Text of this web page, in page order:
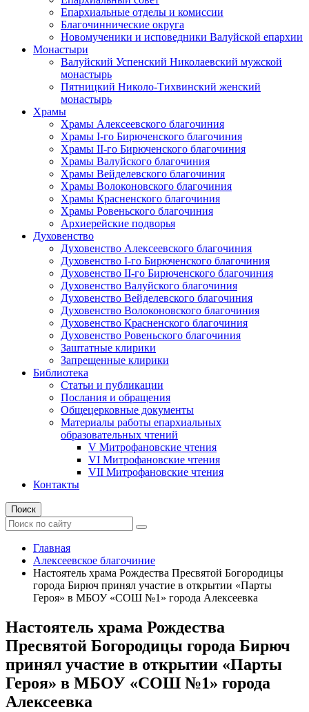
Епархиальные отделы и комиссии
Благочиннические округа
Новомученики и исповедники Валуйской епархии
Монастыри
Валуйский Успенский Николаевский мужской
монастырь
Пятницкий Николо-Тихвинский женский
монастырь
Храмы
Храмы Алексеевского благочиния
Храмы I-го Бирюченского благочиния
Храмы II-го Бирюченского благочиния
Храмы Валуйского благочиния
Храмы Вейделевского благочиния
Храмы Волоконовского благочиния
Храмы Красненского благочиния
Храмы Ровеньского благочиния
Архиерейские подворья
Духовенство
Духовенство Алексеевского благочиния
Духовенство I-го Бирюченского благочиния
Духовенство II-го Бирюченского благочиния
Духовенство Валуйского благочиния
Духовенство Вейделевского благочиния
Духовенство Волоконовского благочиния
Духовенство Красненского благочиния
Духовенство Ровеньского благочиния
Заштатные клирики
Запрещенные клирики
Библиотека
Статьи и публикации
Послания и обращения
Общецерковные документы
Материалы работы епархиальных
образовательных чтений
V Митрофановские чтения
VI Митрофановские чтения
VII Митрофановские чтения
Контакты
Поиск
Главная
Алексеевское благочиние
Настоятель храма Рождества Пресвятой Богородицы
города Бирюч принял участие в открытии «Парты
Героя» в МБОУ «СОШ №1» города Алексеевка
Настоятель храма Рождества
Пресвятой Богородицы города Бирюч
принял участие в открытии «Парты
Героя» в МБОУ «СОШ №1» города
Алексеевка